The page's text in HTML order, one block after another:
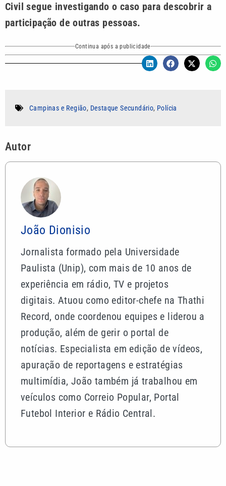
Civil segue investigando o caso para descobrir a
participação de outras pessoas.
Continua após a publicidade
Campinas e Região, Destaque Secundário, Polícia
Autor
João Dionisio
Jornalista formado pela Universidade
Paulista (Unip), com mais de 10 anos de
experiência em rádio, TV e projetos
digitais. Atuou como editor-chefe na Thathi
Record, onde coordenou equipes e liderou a
produção, além de gerir o portal de
notícias. Especialista em edição de vídeos,
apuração de reportagens e estratégias
multimídia, João também já trabalhou em
veículos como Correio Popular, Portal
Futebol Interior e Rádio Central.